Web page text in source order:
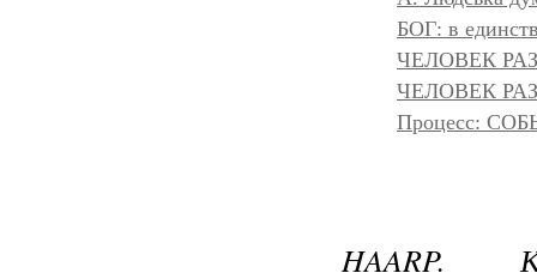
БОГ: в
ЧЕЛОВЕК
ЧЕЛОВЕК
Процесс:
HAARP.